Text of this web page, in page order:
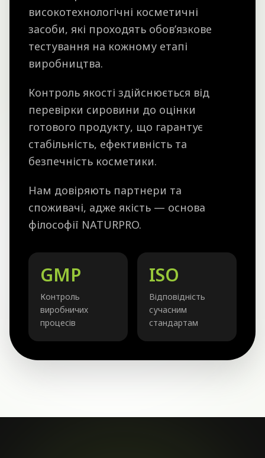
високотехнологічні косметичні
засоби, які проходять обов’язкове
тестування на кожному етапі
виробництва.
Контроль якості здійснюється від
перевірки сировини до оцінки
готового продукту, що гарантує
стабільність, ефективність та
безпечність косметики.
Нам довіряють партнери та
споживачі, адже якість — основа
філософії NATURPRO.
GMP
Контроль
виробничих
процесів
ISO
Відповідність
сучасним
стандартам